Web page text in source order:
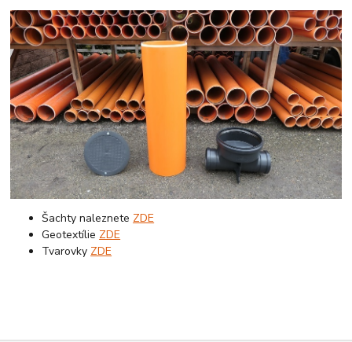
Šachty naleznete ZDE
Geotextílie ZDE
Tvarovky ZDE